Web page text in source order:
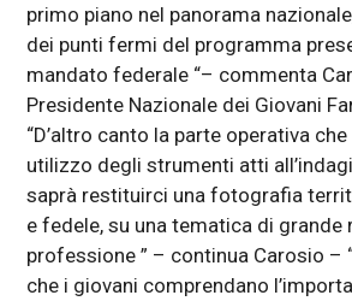
primo piano nel panorama
dei punti fermi del programma
mandato federale “– commenta
Presidente Nazionale dei Giovani
“D’altro canto la parte operativa
utilizzo degli strumenti atti
saprà restituirci una fotografia
e fedele, su una tematica di grande
professione ” – continua Carosio –
che i giovani comprendano